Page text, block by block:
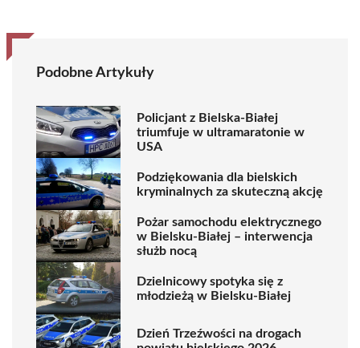
Podobne Artykuły
Policjant z Bielska-Białej
triumfuje w ultramaratonie w
USA
Podziękowania dla bielskich
kryminalnych za skuteczną akcję
Pożar samochodu elektrycznego
w Bielsku-Białej – interwencja
służb nocą
Dzielnicowy spotyka się z
młodzieżą w Bielsku-Białej
Dzień Trzeźwości na drogach